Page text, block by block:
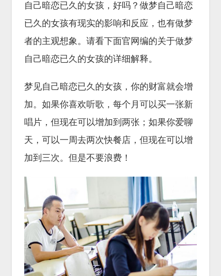
自己暗恋已久的女孩，好吗？做梦自己暗恋
已久的女孩有现实的影响和反应，也有做梦
者的主观想象。请看下面官网编的关于做梦
自己暗恋已久的女孩的详细解释。
梦见自己暗恋已久的女孩，你的财富就会增
加。如果你喜欢听歌，每个月可以买一张新
唱片，但现在可以增加到两张；如果你爱聊
天，可以一周去两次快餐店，但现在可以增
加到三次。但是不要浪费！